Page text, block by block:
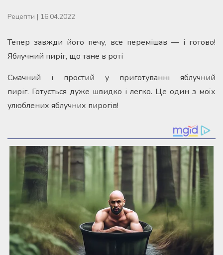
Рецепти | 16.04.2022
Тепер завжди його печу, все перемішав — і готово!
Яблучний пиріг, що тане в роті
Смачний і простий у приготуванні яблучний
пиріг. Готується дуже швидко і легко. Це один з моїх
улюблених яблучних пирогів!